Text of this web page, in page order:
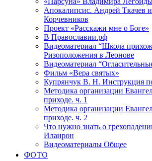
Апокалипсис. Андрей Ткачев
Корчевников
Проект «Расскажи мне о Боге»
В Православии.рф
Видеоматериал “Школа
Ризоположения в Леонове
Видеоматериал
Фильм «Вера святых»
Купрянчук В. Н. Инструкция
Методика организации
приходе. ч. 1
Методика организации
приходе. ч. 2
Что нужно знать о
Илаирон
Видеоматериалы Общее
ФОТО